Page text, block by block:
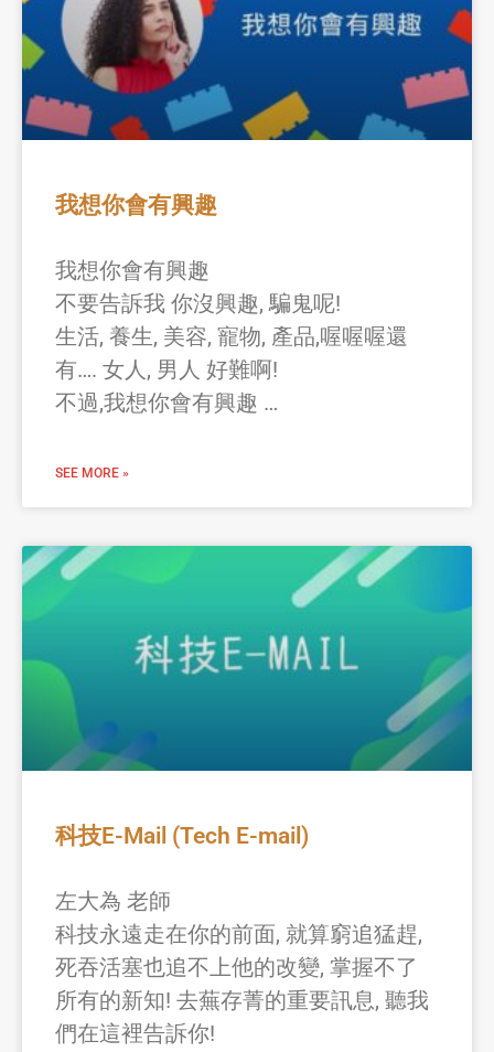
我想你會有興趣
我想你會有興趣
不要告訴我 你沒興趣, 騙鬼呢!
生活, 養生, 美容, 寵物, 產品,喔喔喔還
有…. 女人, 男人 好難啊!
不過,我想你會有興趣 …
SEE MORE »
科技E-Mail (Tech E-mail)
左大為 老師
科技永遠走在你的前面, 就算窮追猛趕,
死吞活塞也追不上他的改變, 掌握不了
所有的新知! 去蕪存菁的重要訊息, 聽我
們在這裡告訴你!